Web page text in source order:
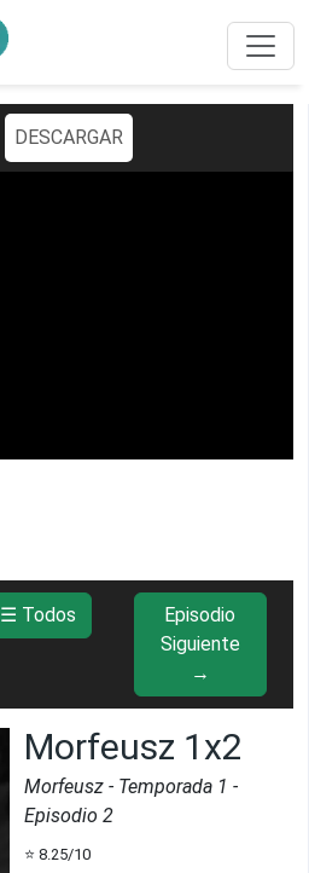
DESCARGAR
☰ Todos
Episodio
Siguiente
→
Morfeusz 1x2
Morfeusz - Temporada 1 -
Episodio 2
⭐ 8.25/10